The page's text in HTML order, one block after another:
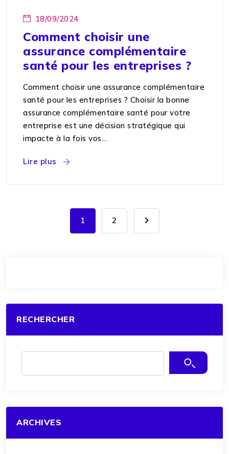
18/09/2024
Comment choisir une
assurance complémentaire
santé pour les entreprises ?
Comment choisir une assurance complémentaire
santé pour les entreprises ? Choisir la bonne
assurance complémentaire santé pour votre
entreprise est une décision stratégique qui
impacte à la fois vos...
Lire plus
1 2
RECHERCHER
ARCHIVES